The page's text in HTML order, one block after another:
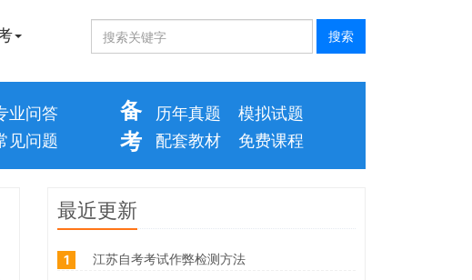
业问答
见问题
备
考
历年真题
模拟试题
配套教材
免费课程
最近更新
1 江苏自考考试作弊检测方法